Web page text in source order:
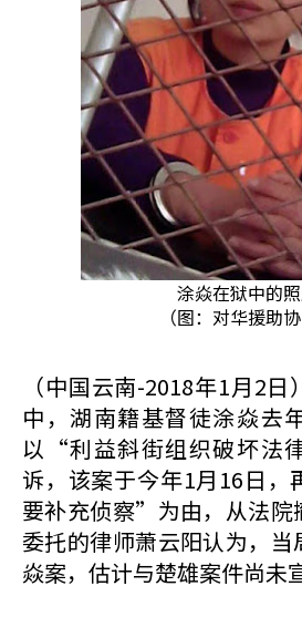
涂焱在狱中的
（图：对华援助协
（中国云南-2018年1月2
中，湖南籍基督徒涂焱去
以“利益斜街组织破坏法
诉，该案于今年1月16日
要补充侦察”为由，从法院
委托的律师萧云阳认为，
焱案，估计与楚雄案件尚未